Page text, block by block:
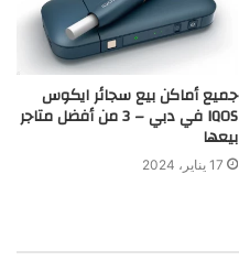
جميع أماكن بيع سجائر ايكوس
IQOS في دبي – 3 من أفضل متاجر
بيعها
17 يناير، 2024